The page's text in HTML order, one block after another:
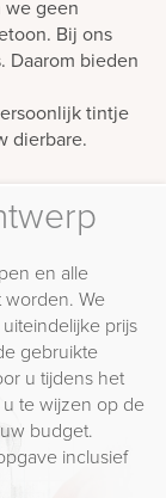
we geen
Bij ons
Daarom bieden
tintje
dierbare.
en alle
We
prijs
gebruikte
u tijdens het
te wijzen op de
budget.
inclusief